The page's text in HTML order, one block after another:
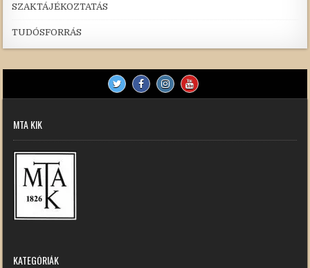
SZAKTÁJÉKOZTATÁS
TUDÓSFORRÁS
MTA KIK
KATEGÓRIÁK